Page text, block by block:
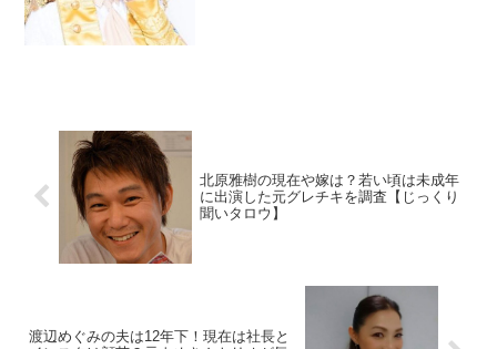
北原雅樹の現在や嫁は？若い頃は未成年
に出演した元グレチキを調査【じっくり
聞いタロウ】
渡辺めぐみの夫は12年下！現在は社長と